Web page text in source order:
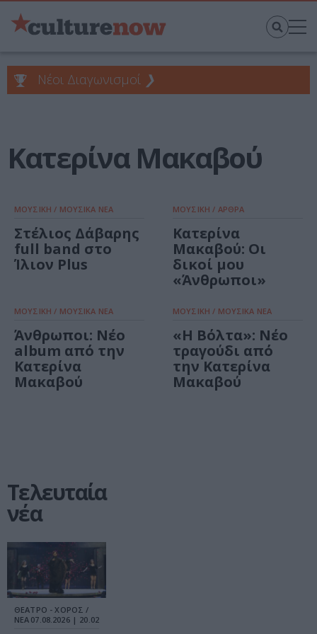
Νέοι Διαγωνισμοί ❯
Κατερίνα Μακαβού
ΜΟΥΣΙΚΗ / ΜΟΥΣΙΚΑ ΝΕΑ
Στέλιος Δάβαρης
full band στο
Ίλιον Plus
ΜΟΥΣΙΚΗ / ΑΡΘΡΑ
Κατερίνα
Μακαβού: Οι
δικοί μου
«Άνθρωποι»
ΜΟΥΣΙΚΗ / ΜΟΥΣΙΚΑ ΝΕΑ
Άνθρωποι: Νέο
album από την
Κατερίνα
Μακαβού
ΜΟΥΣΙΚΗ / ΜΟΥΣΙΚΑ ΝΕΑ
«Η Βόλτα»: Νέο
τραγούδι από
την Κατερίνα
Μακαβού
Τελευταία
νέα
ΘΕΑΤΡΟ - ΧΟΡΟΣ /
ΝΕΑ 07.08.2026 | 20.02